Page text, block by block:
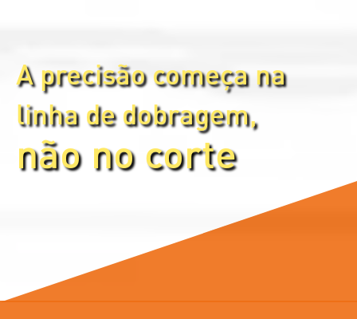
A precisão começa na
linha de dobragem,
não no corte